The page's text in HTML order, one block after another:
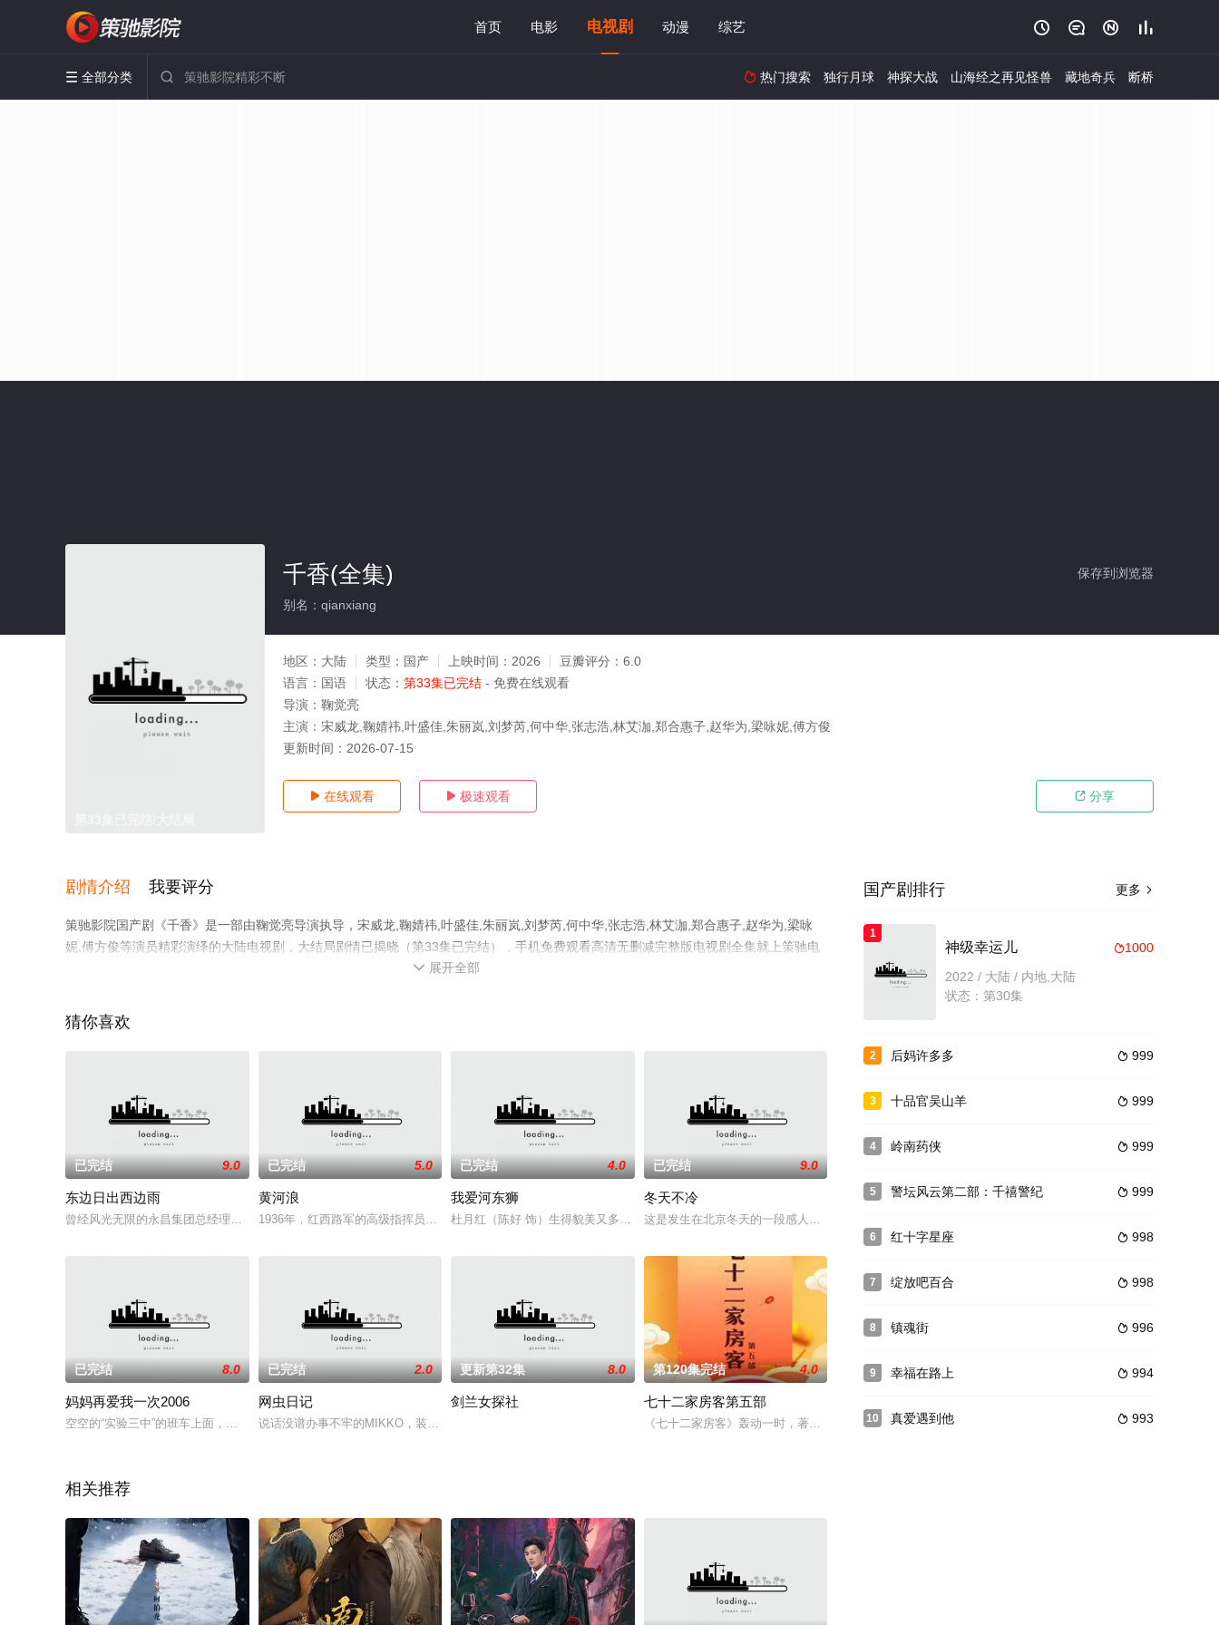
首页 电影 电视剧 动漫 综艺    
 全部分类   热门搜索 独行月球 神探大战 山海经之再见怪兽 藏地奇兵 断桥
保存到浏览器
千香(全集)
别名：qianxiang
地区： 大陆 类型： 国产 上映时间： 2026 豆瓣评分： 6.0
语言： 国语 状态： 第33集已完结 - 免费在线观看
导演： 鞠觉亮
主演： 宋威龙,鞠婧祎,叶盛佳,朱丽岚,刘梦芮,何中华,张志浩,林艾泇,郑合惠子,赵华为,梁咏妮,傅方俊
更新时间： 2026-07-15
 在线观看  极速观看  分享
剧情介绍 我要评分
策驰影院国产剧《千香》是一部由鞠觉亮导演执导，宋威龙,鞠婧祎,叶盛佳,朱丽岚,刘梦芮,何中华,张志浩,林艾泇,郑合惠子,赵华为,梁咏
妮,傅方俊等演员精彩演绎的大陆电视剧，大结局剧情已揭晓（第33集已完结），手机免费观看高清无删减完整版电视剧全集就上策驰电
影网，更多相关信息可移步至豆瓣电视剧、电视猫或剧情网等平台了解。
 展开全部
猜你喜欢
已完结 9.0
东边日出西边雨
曾经风光无限的永昌集团总经理吴永民（李成儒 饰）正因偷税漏税的问题遭到相关部门的调查。而他的情人——同时
已完结 5.0
黄河浪
1936年，红西路军的高级指挥员肖锋被马家军追到甘肃境内的黄河边，无奈之下他壮烈投河，后被豁达、善良的老
已完结 4.0
我爱河东狮
杜月红（陈好 饰）生得貌美又多才多艺，是坊间风流才子趋之若鹜的所在，然而，她火爆的个性和极高的择偶条件令
已完结 9.0
冬天不冷
这是发生在北京冬天的一段感人故事：出生在山西农村的栓子，从来没有见过自己亲生父母的孩子，据四姨的
已完结 8.0
妈妈再爱我一次2006
空空的“实验三中”的班车上面，一如既往，最后只剩下司机周皓和蒋安雯两个人了。两年来，周皓总是按照接送的顺
已完结 2.0
网虫日记
说话没谱办事不牢的MIKKO，装酷成性的大情圣俞白眉，加上流氓假仗义的宁财神，北京人上海人哈尔滨人，三大
更新第32集 8.0
剑兰女探社
第120集完结 4.0
七十二家房客第五部
《七十二家房客》轰动一时，著名粤剧演员文觉非在电影里扮演的大反派“太子炳”深入民心，其余的经典角色如
相关推荐
更多 
国产剧排行
1
1000
神级幸运儿
2022 / 大陆 / 内地,大陆
状态：第30集
2  999
后妈许多多
3  999
十品官吴山羊
4  999
岭南药侠
5  999
警坛风云第二部：千禧警纪
6  998
红十字星座
7  998
绽放吧百合
8  996
镇魂街
9  994
幸福在路上
10  993
真爱遇到他